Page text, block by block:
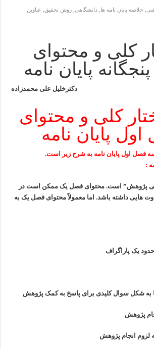
خلاصه پایان نامه ها دانشگاهی ,روش تحقیق
عناوین
کلی و محتوای
پایان نامه
دکترخلیل علی محمدزاده
کلی و محتوای
پایان نامه
فصل اول پایان نامه به شرح زیر است.
:
پژوهش” است.محتوای فصل یک ممکن است در
هایی داشته باشد. اما معمولاً محتوای فصل یک به
یک پاراگراف
به شکل سوال کلیدی برای پاسخ به کمک پژوهش
لزوم انجام پژوهش